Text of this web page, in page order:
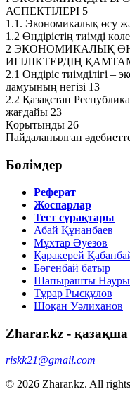
АСПЕКТІЛЕРІ 5
1.1. Экономикалық өсу
1.2 Өндiрiстiң тиiмдi
2 ЭКОНОМИКАЛЫҚ
ИГIЛIКТЕРДIҢ
2.1 Өндіріс тиімділігі
дамуының негізі 13
2.2 Қазақстан
жағдайы 23
Қорытынды 26
Пайдаланылған
Бөлімдер
Реферат
Жоспарлар
Тест сұрақтары
Абай Құнанбаев
Мұхтар Әуезов
Қаракерей
Бөгенбай батыр
Шапырашты
Тұрар Рысқұлов
Шоқан Уәлиханов
Zharar.kz -
riskk21@gmail.com
© 2026 Zharar.kz. All